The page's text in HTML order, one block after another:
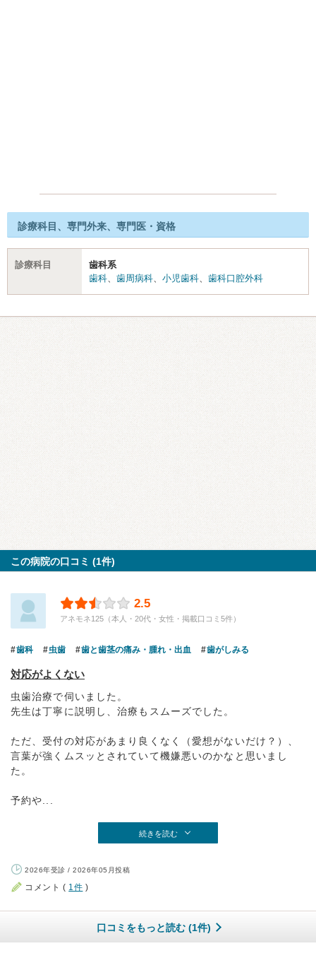
診療科目、専門外来、専門医・資格
診療科目
歯科系
歯科、 歯周病科、 小児歯科、 歯科口腔外科
この病院の口コミ (1件)
2.5
アネモネ125（本人・20代・女性・掲載口コミ5件）
歯科 虫歯 歯と歯茎の痛み・腫れ・出血 歯がしみる
対応がよくない
虫歯治療で伺いました。
先生は丁寧に説明し、治療もスムーズでした。
ただ、受付の対応があまり良くなく（愛想がないだけ？）、
言葉が強くムスッとされていて機嫌悪いのかなと思いまし
た。
予約や...
続きを読む
2026年受診 / 2026年05月投稿
コメント ( 1件 )
口コミをもっと読む (1件)